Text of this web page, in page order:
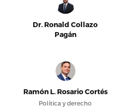
Dr. Ronald Collazo
Pagán
Ramón L. Rosario Cortés
Política y derecho